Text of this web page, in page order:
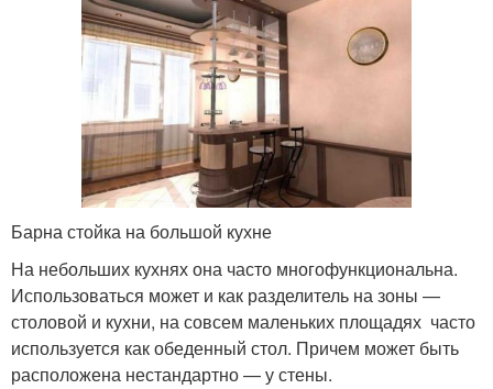
Барна стойка на большой кухне
На небольших кухнях она часто многофункциональна.
Использоваться может и как разделитель на зоны —
столовой и кухни, на совсем маленьких площадях часто
используется как обеденный стол. Причем может быть
расположена нестандартно — у стены.